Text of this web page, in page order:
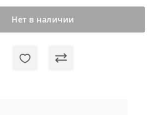
Нет в наличии